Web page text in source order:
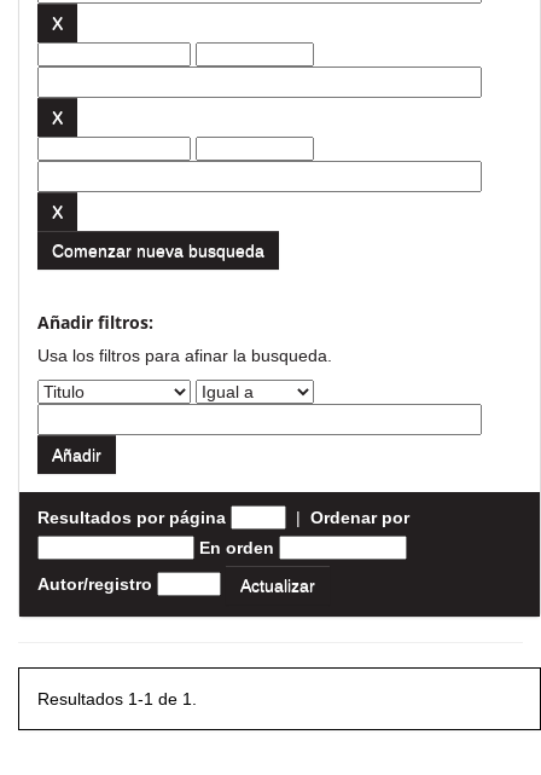
Comenzar nueva busqueda
Añadir filtros:
Usa los filtros para afinar la busqueda.
Resultados por página | Ordenar por
En orden
Autor/registro
Resultados 1-1 de 1.